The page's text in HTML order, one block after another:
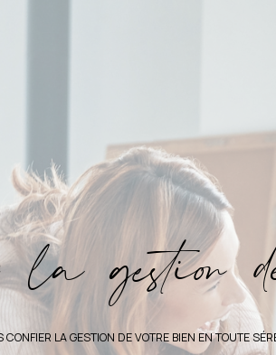
la geio d
CONFIER LA GESTION DE VOTRE BIEN EN TOUTE